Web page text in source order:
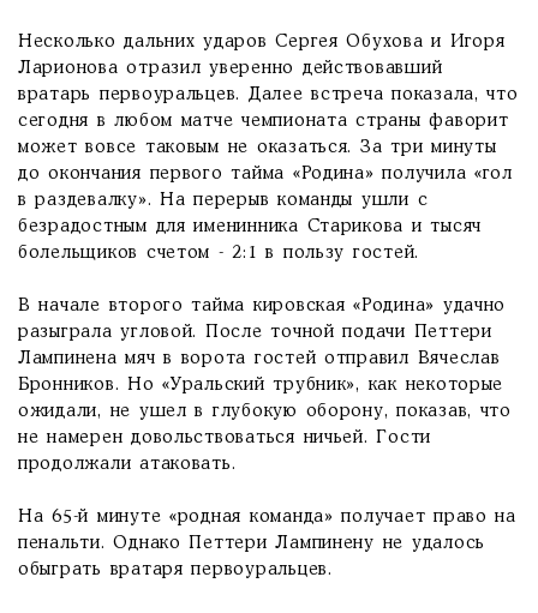
Несколько дальних ударов Сергея Обухова и Игоря
Ларионова отразил уверенно действовавший
вратарь первоуральцев. Далее встреча показала, что
сегодня в любом матче чемпионата страны фаворит
может вовсе таковым не оказаться. За три минуты
до окончания первого тайма «Родина» получила «гол
в раздевалку». На перерыв команды ушли с
безрадостным для именинника Старикова и тысяч
болельщиков счетом - 2:1 в пользу гостей.
В начале второго тайма кировская «Родина» удачно
разыграла угловой. После точной подачи Петтери
Лампинена мяч в ворота гостей отправил Вячеслав
Бронников. Но «Уральский трубник», как некоторые
ожидали, не ушел в глубокую оборону, показав, что
не намерен довольствоваться ничьей. Гости
продолжали атаковать.
На 65-й минуте «родная команда» получает право на
пенальти. Однако Петтери Лампинену не удалось
обыграть вратаря первоуральцев.